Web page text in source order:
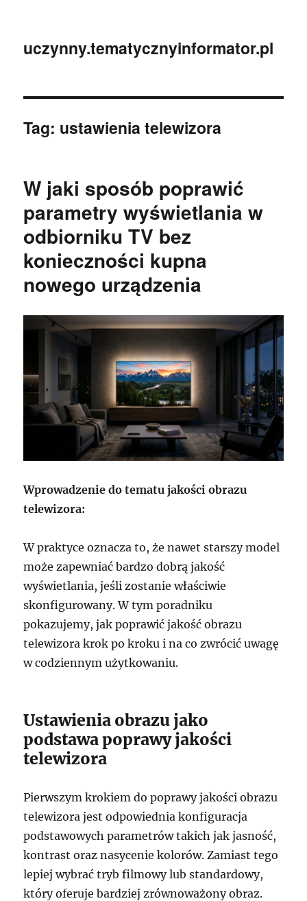
uczynny.tematycznyinformator.pl
Tag: ustawienia telewizora
W jaki sposób poprawić
parametry wyświetlania w
odbiorniku TV bez
konieczności kupna
nowego urządzenia
Wprowadzenie do tematu jakości obrazu
telewizora:
W praktyce oznacza to, że nawet starszy model
może zapewniać bardzo dobrą jakość
wyświetlania, jeśli zostanie właściwie
skonfigurowany. W tym poradniku
pokazujemy, jak poprawić jakość obrazu
telewizora krok po kroku i na co zwrócić uwagę
w codziennym użytkowaniu.
Ustawienia obrazu jako
podstawa poprawy jakości
telewizora
Pierwszym krokiem do poprawy jakości obrazu
telewizora jest odpowiednia konfiguracja
podstawowych parametrów takich jak jasność,
kontrast oraz nasycenie kolorów. Zamiast tego
lepiej wybrać tryb filmowy lub standardowy,
który oferuje bardziej zrównoważony obraz.